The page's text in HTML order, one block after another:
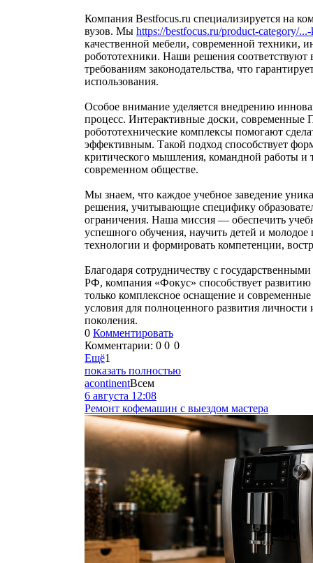
Компания Bestfocus.ru специализируется на
вузов. Мы https://bestfocus.ru/product-category/
качественной мебели, современной техники,
робототехники. Наши решения соответствуют
требованиям законодательства, что
использования.
Особое внимание уделяется внедрению
процесс. Интерактивные доски, современные
робототехнические комплексы помогают
эффективным. Такой подход способствует
критического мышления, командной работы и
современном обществе.
Мы знаем, что каждое учебное заведение
решения, учитывающие специфику
ограничения. Наша миссия — обеспечить
успешного обучения, научить детей и
технологии и формировать компетенции,
Благодаря сотрудничеству с
РФ, компания «Фокус» способствует
только комплексное оснащение и
условия для полноценного развития
поколения.
0 Комментировать
Комментарии: 0 0 0
Ещё1
показать полностью
acontinentВсем
6 августа 12:08
Ремонт кофемашин с выездом мастера